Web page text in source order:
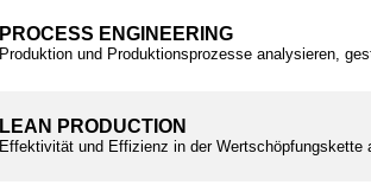
PROCESS ENGINEERING
Produktion und Produktionsprozesse analysieren,
LEAN PRODUCTION
Effektivität und Effizienz in der Wertschöpfungskette